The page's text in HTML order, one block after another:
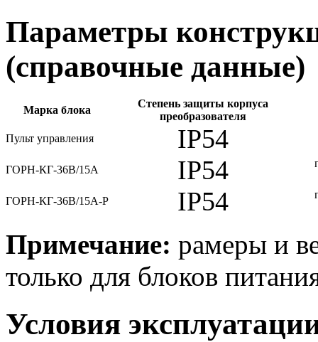
Параметры
(справочные данные)
Марка блока
Степень защиты корпуса
преобразователя
Пульт управления
IP54
ГОРН-КГ-36В/15А IP54
ГОРН-КГ-36В/15А-Р IP54
Примечание: рамеры и
только для блоков
Условия